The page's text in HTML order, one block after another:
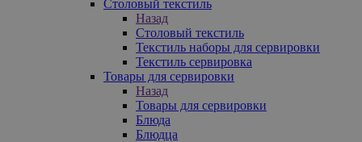
Столовый текстиль
Назад
Столовый текстиль
Текстиль наборы для сервировки
Текстиль сервировка
Товары для сервировки
Назад
Товары для сервировки
Блюда
Блюдца